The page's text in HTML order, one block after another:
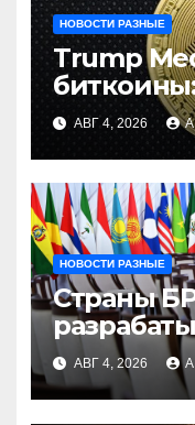
НОВОСТИ РАЗНЫЕ
Trump
АВГ 4, 2026
НОВОСТИ РАЗНЫЕ
Страны
цифровых
АВГ 4, 2026